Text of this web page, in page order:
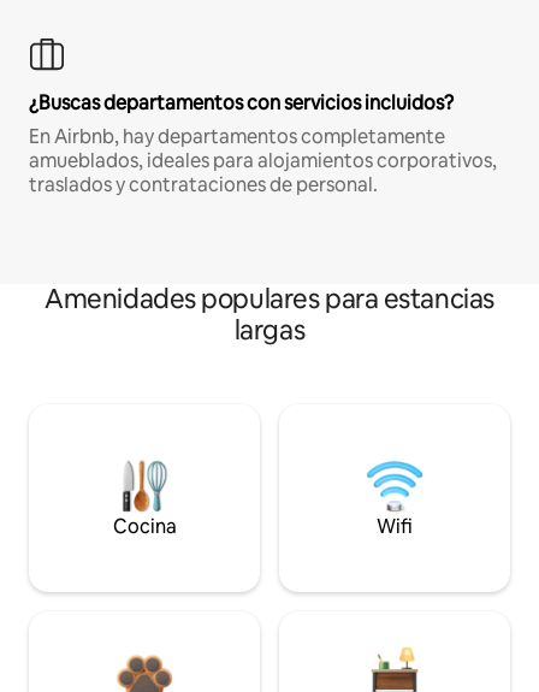
¿Buscas departamentos con servicios incluidos?
En Airbnb, hay departamentos completamente
amueblados, ideales para alojamientos corporativos,
traslados y contrataciones de personal.
Amenidades populares para estancias
largas
Cocina Wifi